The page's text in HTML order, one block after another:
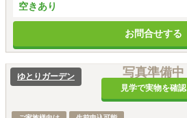
空きあり
お問合せする
写真準備中
見学で実物を確認
ゆとりガーデン